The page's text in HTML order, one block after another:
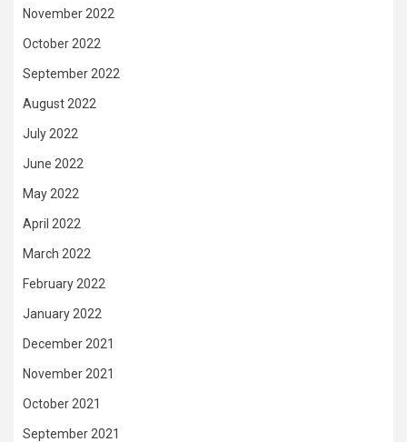
November 2022
October 2022
September 2022
August 2022
July 2022
June 2022
May 2022
April 2022
March 2022
February 2022
January 2022
December 2021
November 2021
October 2021
September 2021